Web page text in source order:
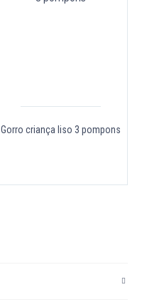
Gorro criança liso 3 pompons